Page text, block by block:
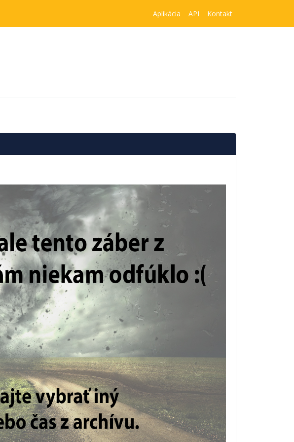
Aplikácia API Kontakt